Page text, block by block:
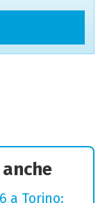
a Torino: